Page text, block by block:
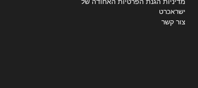
ישראכרט
צור קשר